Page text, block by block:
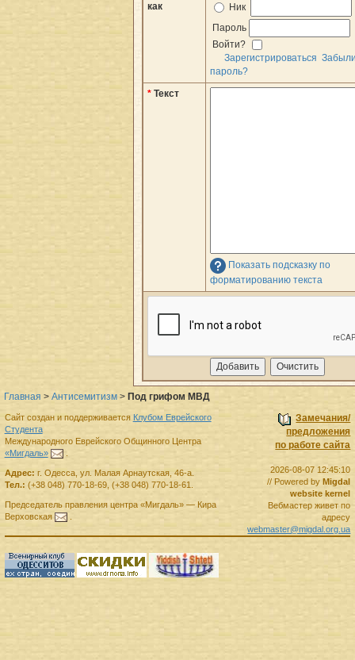
как
Ник
Пароль
Войти?
Зарегистрироваться
пароль?
* Текст
Показать подсказку по
форматированию текста
Главная > Антисемитизм > Под грифом МВД
Замечания/
предложения
по работе сайта
2026-08-07 12:45:10
// Powered byMigdal
website kernel
Вебмастер живет по
адресу
webmaster@migdal.org.ua
Сайт создан и поддерживается Клубом Еврейского
Студента
Международного Еврейского Общинного Центра
«Мигдаль»
.
Адрес: г. Одесса, ул. Малая Арнаутская, 46-а.
Тел.: (+38 048) 770-18-69, (+38 048) 770-18-61
Председатель правленияцентра «Мигдаль»— Кира
Верховская
.